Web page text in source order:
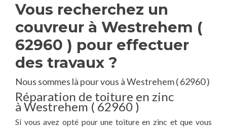
Vous recherchez un
couvreur à Westrehem (
62960 ) pour effectuer
des travaux ?
Nous sommes là pour vous à Westrehem ( 62960 )
Réparation de toiture en zinc
à Westrehem ( 62960 )
Si vous avez opté pour une toiture en zinc et que vous